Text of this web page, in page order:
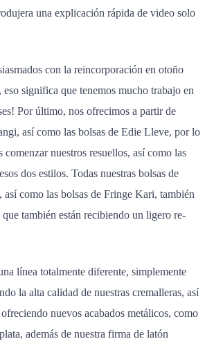
una explicación rápida de video solo
con la reincorporación en otoño
eso significa que tenemos mucho trabajo en
Por último, nos ofrecimos a partir de
así como las bolsas de Edie Lleve, por lo
comenzar nuestros resuellos, así como las
dos estilos. Todas nuestras bolsas de
así como las bolsas de Fringe Kari, también
que también están recibiendo un ligero re-
línea totalmente diferente, simplemente
la alta calidad de nuestras cremalleras, así
nuevos acabados metálicos, como
además de nuestra firma de latón